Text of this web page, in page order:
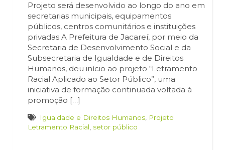
Projeto será desenvolvido ao longo do ano em
secretarias municipais, equipamentos
públicos, centros comunitários e instituições
privadas A Prefeitura de Jacareí, por meio da
Secretaria de Desenvolvimento Social e da
Subsecretaria de Igualdade e de Direitos
Humanos, deu início ao projeto “Letramento
Racial Aplicado ao Setor Público”, uma
iniciativa de formação continuada voltada à
promoção […]
Igualdade e Direitos Humanos Projeto
Letramento Racial setor público